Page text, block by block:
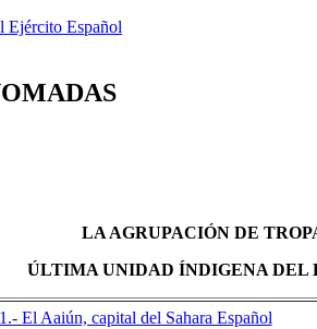
Ejército Español
LA AGRUPACIÓN DE
ÚLTIMA UNIDAD ÍNDIGENA DEL
1.- El Aaiún, capital del Sahara Español